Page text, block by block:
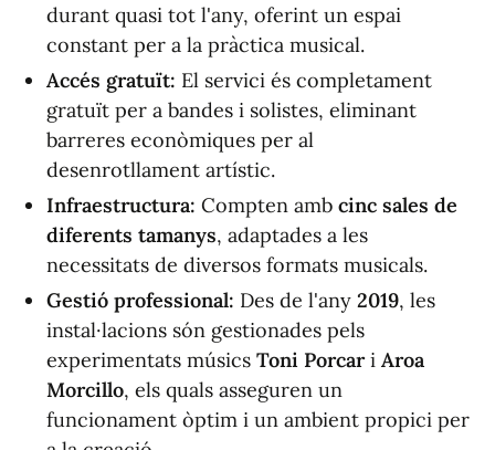
durant quasi tot l'any, oferint un espai
constant per a la pràctica musical.
Accés gratuït: El servici és completament
gratuït per a bandes i solistes, eliminant
barreres econòmiques per al
desenrotllament artístic.
Infraestructura: Compten amb cinc sales de
diferents tamanys, adaptades a les
necessitats de diversos formats musicals.
Gestió professional: Des de l'any 2019, les
instal·lacions són gestionades pels
experimentats músics Toni Porcari Aroa
Morcillo, els quals asseguren un
funcionament òptim i un ambient propici per